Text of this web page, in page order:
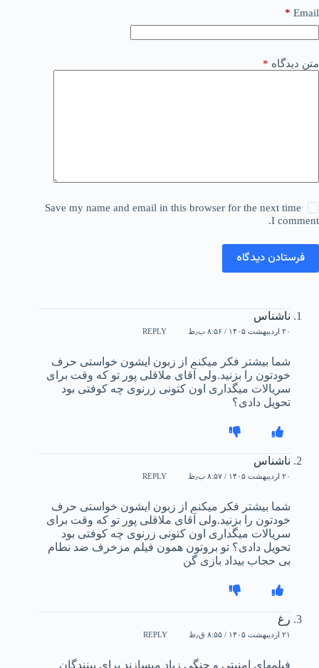
Email
*
متن دیدگاه *
Save my name and email in this browser for the next time
I comment.
فرستادن دیدگاه
ناشناس
۲۰ اردیبهشت ۱۴۰۵ / ۸:۵۶ ب٫ظ REPLY
شما بیشتر فکر میکنم از زبون ایشون خواستی حرف
خودتون را بزنید.ولی آقای ملاقلی پور تو که وقت برای
سریالات میگداری اون کتونی زرنوی چه کوفتی بود
تحویل دادی؟
ناشناس
۲۰ اردیبهشت ۱۴۰۵ / ۸:۵۷ ب٫ظ REPLY
شما بیشتر فکر میکنم از زبون ایشون خواستی حرف
خودتون را بزنید.ولی آقای ملاقلی پور تو که وقت برای
سریالات میگداری اون کتونی زرنوی چه کوفتی بود
تحویل دادی؟ تو بروتون همون فیلم مزخرف ضد نطام
بی حجاب بیداد بازی گن
رغ
۲۱ اردیبهشت ۱۴۰۵ / ۸:۵۵ ق٫ظ REPLY
فیلمهای امنیتی و جنگی زیاد میسازند برای بینندگان